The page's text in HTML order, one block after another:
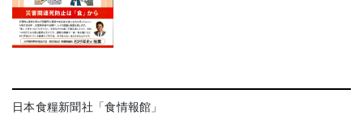
日本食糧新聞社「食情報館」